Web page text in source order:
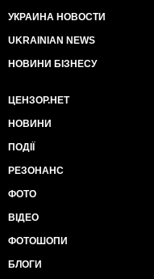
УКРАИНА НОВОСТИ
UKRAINIAN NEWS
НОВИНИ БІЗНЕСУ
ЦЕНЗОР.НЕТ
НОВИНИ
ПОДІЇ
РЕЗОНАНС
ФОТО
ВІДЕО
ФОТОШОПИ
БЛОГИ